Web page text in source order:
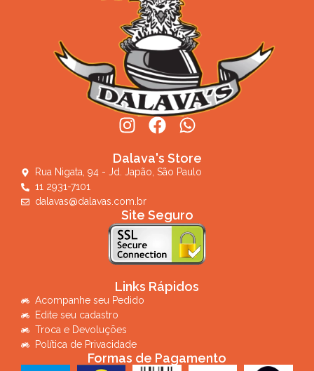
Dalava's Store
Rua Nigata, 94 - Jd. Japão, São Paulo
11 2931-7101
dalavas@dalavas.com.br
Site Seguro
Links Rápidos
Acompanhe seu Pedido
Edite seu cadastro
Troca e Devoluções
Política de Privacidade
Formas de Pagamento